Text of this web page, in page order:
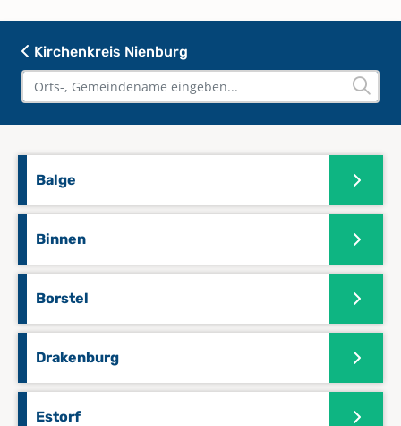
Kirchenkreis Nienburg
Balge
Binnen
Borstel
Drakenburg
Estorf